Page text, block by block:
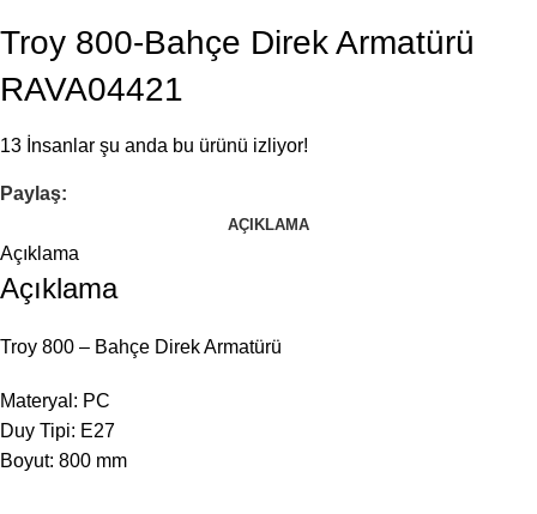
Troy 800-Bahçe Direk Armatürü
RAVA04421
13 İnsanlar şu anda bu ürünü izliyor!
Paylaş:
AÇIKLAMA
Açıklama
Açıklama
Troy 800 – Bahçe Direk Armatürü
Materyal: PC
Duy Tipi: E27
Boyut: 800 mm